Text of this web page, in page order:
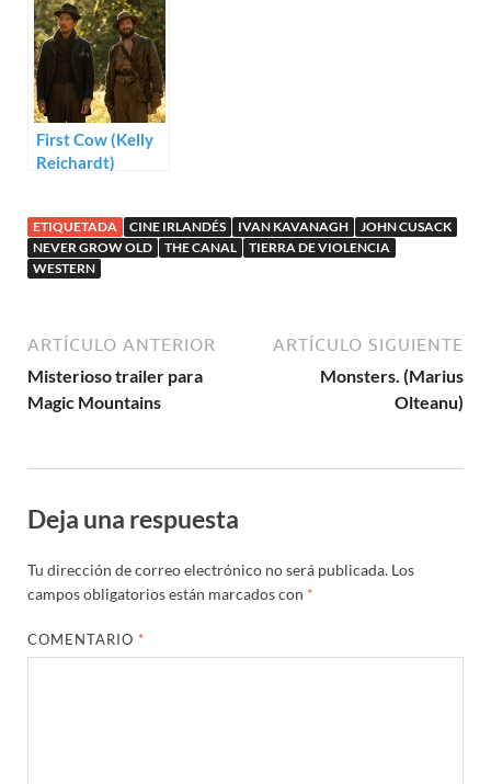
Kavanagh
First Cow (Kelly
Reichardt)
ETIQUETADA CINE IRLANDÉS IVAN KAVANAGH
JOHN CUSACK
NEVER GROW OLD
THE CANAL
TIERRA DE VIOLENCIA
WESTERN
ARTÍCULO ANTERIOR
Misterioso trailer para
Magic Mountains
ARTÍCULO SIGUIENTE
Monsters. (Marius
Olteanu)
Deja una respuesta
Tu dirección de correo electrónico no será publicada. Los
campos obligatorios están marcados con *
COMENTARIO *